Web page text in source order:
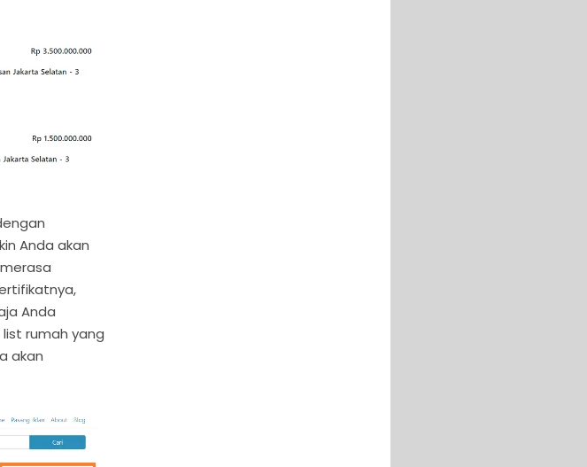
Anda akan
Anda
rumah yang
akan